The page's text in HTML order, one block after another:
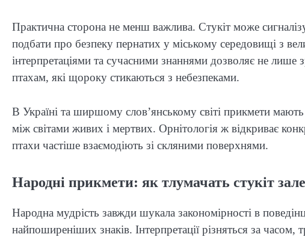
Практична сторона не менш важлива. Стукіт може
подбати про безпеку пернатих у міському середовищі з
інтерпретаціями та сучасними знаннями дозволяє не
птахам, які щороку стикаються з небезпеками.
В Україні та ширшому слов’янському світі прикмети
між світами живих і мертвих. Орнітологія ж відкриває
птахи частіше взаємодіють зі скляними поверхнями.
Народні прикмети: як тлумачать стукіт
Народна мудрість завжди шукала закономірності в
найпоширеніших знаків. Інтерпретації різняться за часом,